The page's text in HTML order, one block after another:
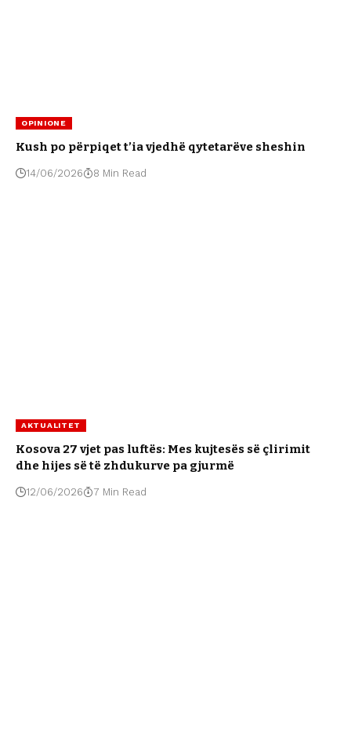
OPINIONE
Kush po përpiqet t’ia vjedhë qytetarëve sheshin
14/06/2026 8 Min Read
AKTUALITET
Kosova 27 vjet pas luftës: Mes kujtesës së çlirimit
dhe hijes së të zhdukurve pa gjurmë
12/06/2026 7 Min Read